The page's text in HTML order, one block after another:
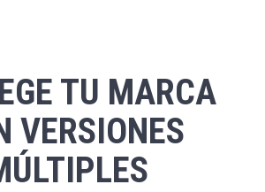
TU MARCA
VERSIONES